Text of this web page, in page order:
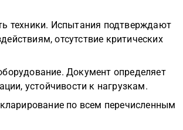
техники. Испытания подтверждают
отсутствие критических
Документ определяет
устойчивости к нагрузкам.
по всем перечисленным